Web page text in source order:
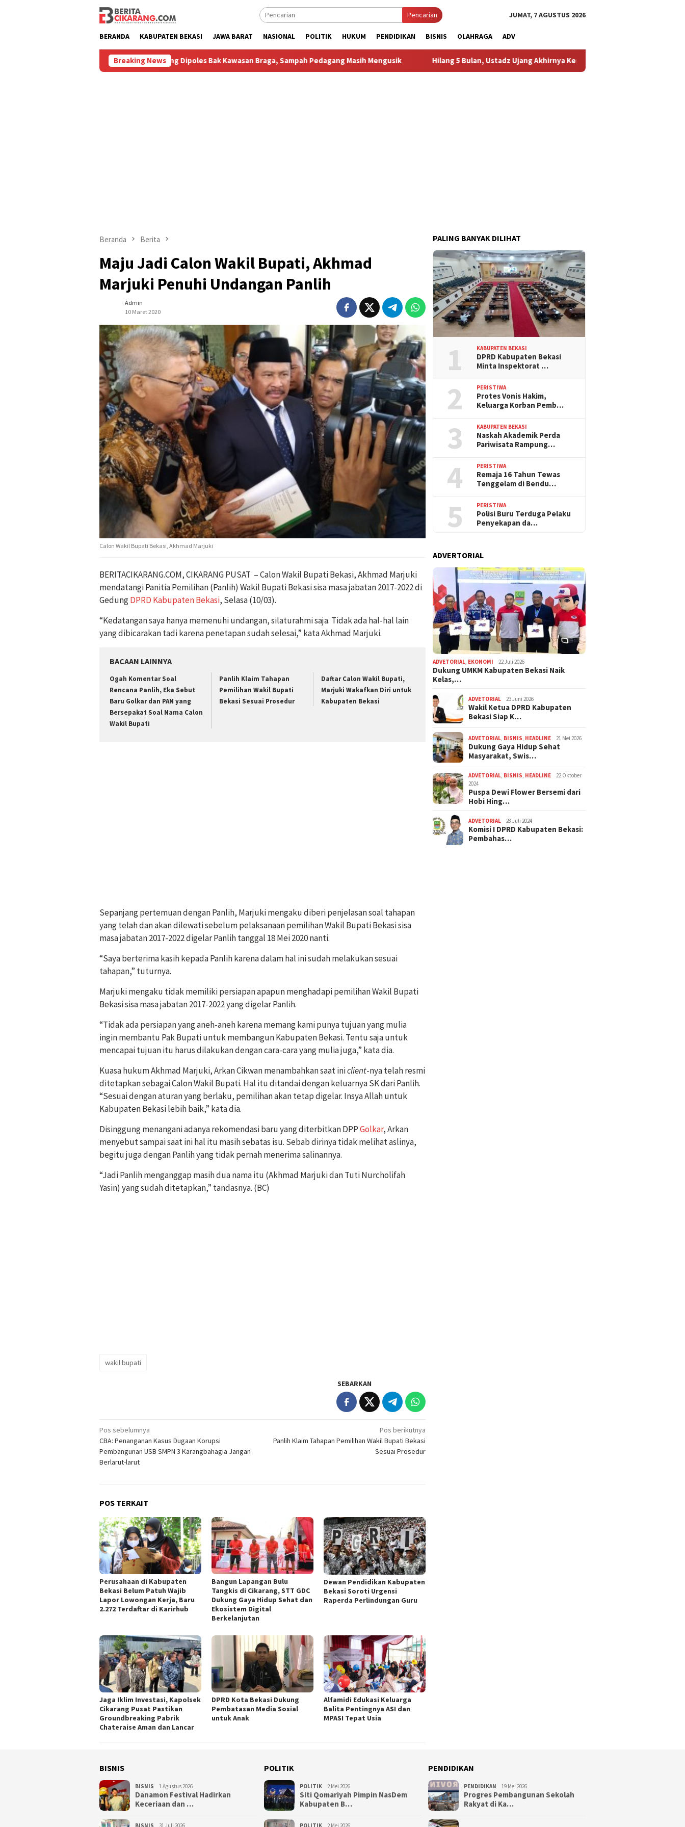
Pencarian JUMAT, 7 AGUSTUS 2026
BERANDA KABUPATEN BEKASI JAWA BARAT NASIONAL POLITIK HUKUM PENDIDIKAN BISNIS OLAHRAGA ADV
Breaking News
Pasar Baru Cikarang Dipoles Bak Kawasan Braga, Sampah Pedagang Masih Mengusik Hilang 5 Bulan, Ustadz Ujang Akhirnya Kembali Melihat Motor Kesayangannya
Beranda Berita
Maju Jadi Calon Wakil Bupati, Akhmad
Marjuki Penuhi Undangan Panlih
Admin
10 Maret 2020
Calon Wakil Bupati Bekasi, Akhmad Marjuki
BERITACIKARANG.COM, CIKARANG PUSAT – Calon Wakil Bupati Bekasi, Akhmad Marjuki
mendatangi Panitia Pemilihan (Panlih) Wakil Bupati Bekasi sisa masa jabatan 2017-2022 di
GedungDPRD Kabupaten Bekasi, Selasa (10/03).
“Kedatangan saya hanya memenuhi undangan, silaturahmi saja. Tidak ada hal-hal lain
yang dibicarakan tadi karena penetapan sudah selesai,” kata Akhmad Marjuki.
BACAAN LAINNYA
Ogah Komentar Soal
Rencana Panlih, Eka Sebut
Baru Golkar dan PAN yang
Bersepakat Soal Nama Calon
Wakil Bupati
Panlih Klaim Tahapan
Pemilihan Wakil Bupati
Bekasi Sesuai Prosedur
Daftar Calon Wakil Bupati,
Marjuki Wakafkan Diri untuk
Kabupaten Bekasi
Sepanjang pertemuan dengan Panlih, Marjuki mengaku diberi penjelasan soal tahapan
yang telah dan akan dilewati sebelum pelaksanaan pemilihan Wakil Bupati Bekasi sisa
masa jabatan 2017-2022 digelar Panlih tanggal 18 Mei 2020 nanti.
“Saya berterima kasih kepada Panlih karena dalam hal ini sudah melakukan sesuai
tahapan,” tuturnya.
Marjuki mengaku tidak memiliki persiapan apapun menghadapi pemilihan Wakil Bupati
Bekasi sisa masa jabatan 2017-2022 yang digelar Panlih.
“Tidak ada persiapan yang aneh-aneh karena memang kami punya tujuan yang mulia
ingin membantu Pak Bupati untuk membangun Kabupaten Bekasi. Tentu saja untuk
mencapai tujuan itu harus dilakukan dengan cara-cara yang mulia juga,” kata dia.
Kuasa hukum Akhmad Marjuki, Arkan Cikwan menambahkan saat iniclient-nya telah resmi
ditetapkan sebagai Calon Wakil Bupati. Hal itu ditandai dengan keluarnya SK dari Panlih.
“Sesuai dengan aturan yang berlaku, pemilihan akan tetap digelar. Insya Allah untuk
Kabupaten Bekasi lebih baik,” kata dia.
Disinggung menangani adanya rekomendasi baru yang diterbitkan DPPGolkar, Arkan
menyebut sampai saat ini hal itu masih sebatas isu. Sebab dirinya tidak melihat aslinya,
begitu juga dengan Panlih yang tidak pernah menerima salinannya.
“Jadi Panlih menganggap masih dua nama itu (Akhmad Marjuki dan Tuti Nurcholifah
Yasin) yang sudah ditetapkan,” tandasnya. (BC)
wakil bupati
SEBARKAN
Navigasi
pos
Pos sebelumnya
CBA: Penanganan Kasus Dugaan Korupsi
Pembangunan USB SMPN 3 Karangbahagia Jangan
Berlarut-larut
Pos berikutnya
Panlih Klaim Tahapan Pemilihan Wakil Bupati Bekasi
Sesuai Prosedur
POS TERKAIT
Perusahaan di Kabupaten
Bekasi Belum Patuh Wajib
Lapor Lowongan Kerja, Baru
2.272 Terdaftar di Karirhub
Bangun Lapangan Bulu
Tangkis di Cikarang, STT GDC
Dukung Gaya Hidup Sehat dan
Ekosistem Digital
Berkelanjutan
Dewan Pendidikan Kabupaten
Bekasi Soroti Urgensi
Raperda Perlindungan Guru
Jaga Iklim Investasi, Kapolsek
Cikarang Pusat Pastikan
Groundbreaking Pabrik
Chateraise Aman dan Lancar
DPRD Kota Bekasi Dukung
Pembatasan Media Sosial
untuk Anak
Alfamidi Edukasi Keluarga
Balita Pentingnya ASI dan
MPASI Tepat Usia
PALING BANYAK DILIHAT
1 KABUPATEN BEKASI
DPRD Kabupaten Bekasi
Minta Inspektorat …
2 PERISTIWA
Protes Vonis Hakim,
Keluarga Korban Pemb…
3 KABUPATEN BEKASI
Naskah Akademik Perda
Pariwisata Rampung…
4 PERISTIWA
Remaja 16 Tahun Tewas
Tenggelam di Bendu…
5 PERISTIWA
Polisi Buru Terduga Pelaku
Penyekapan da…
ADVERTORIAL
ADVETORIAL EKONOMI 22 Juli 2026
Dukung UMKM Kabupaten Bekasi Naik
Kelas,…
ADVETORIAL 23 Juni 2026
Wakil Ketua DPRD Kabupaten
Bekasi Siap K…
ADVETORIAL BISNIS HEADLINE 21 Mei 2026
Dukung Gaya Hidup Sehat
Masyarakat, Swis…
ADVETORIAL BISNIS HEADLINE
22 Oktober
2024
Puspa Dewi Flower Bersemi dari
Hobi Hing…
ADVETORIAL 28 Juli 2024
Komisi I DPRD Kabupaten Bekasi:
Pembahas…
BISNIS
BISNIS 1 Agustus 2026
Danamon Festival Hadirkan
Keceriaan dan …
BISNIS 31 Juli 2026
POLITIK
POLITIK 2 Mei 2026
Siti Qomariyah Pimpin NasDem
Kabupaten B…
POLITIK 2 Mei 2026
PENDIDIKAN
PENDIDIKAN 19 Mei 2026
Progres Pembangunan Sekolah
Rakyat di Ka…